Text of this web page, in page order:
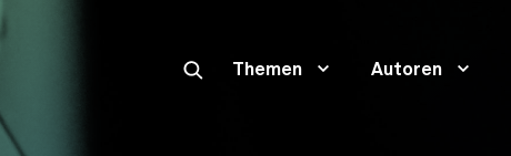
Themen Autoren